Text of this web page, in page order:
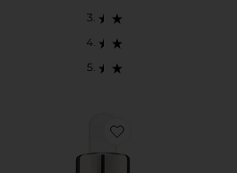
Favorite TRAVEL LUNA